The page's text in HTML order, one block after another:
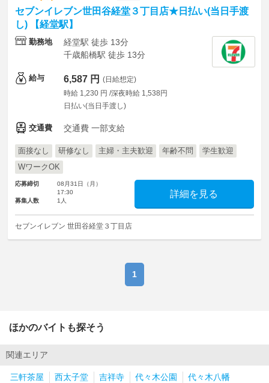
セブンイレブン世田谷経堂３丁目店★日払い(当日手渡
し) 【経堂駅】
勤務地
経堂駅 徒歩 13分
千歳船橋駅 徒歩 13分
給与 6,587 円 (日給想定)
時給 1,230 円 /深夜時給 1,538円
日払い(当日手渡し)
交通費 交通費 一部支給
面接なし 研修なし 主婦・主夫歓迎 年齢不問
学生歓迎
WワークOK
応募締切
08月31日（月）
17:30
募集人数
1人
詳細を見る
セブンイレブン 世田谷経堂３丁目店
1
ほかのバイトも探そう
関連エリア
三軒茶屋 西太子堂 吉祥寺 代々木公園
代々木八幡